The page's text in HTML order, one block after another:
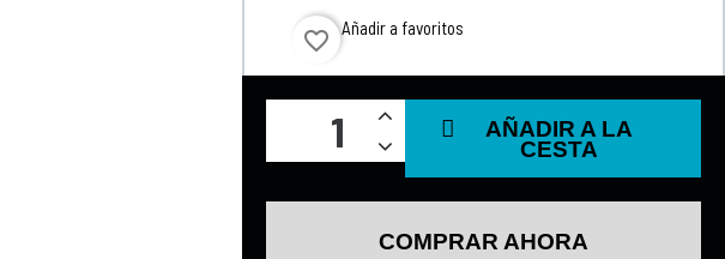
favorite_border Añadir a favoritos
AÑADIR A LA
CESTA
COMPRAR AHORA